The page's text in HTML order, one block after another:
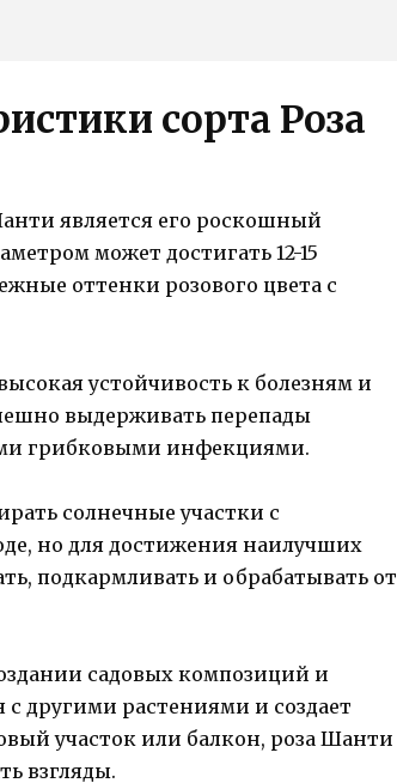
сорта Роза
является его роскошный
может достигать 12-15
оттенки розового цвета с
устойчивость к болезням и
выдерживать перепады
грибковыми инфекциями.
солнечные участки с
но для достижения наилучших
подкармливать и обрабатывать от
садовых композиций и
другими растениями и создает
участок или балкон, роза Шанти
взгляды.